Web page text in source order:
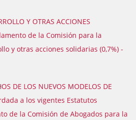
Y OTRAS ACCIONES
de la Comisión para la
y otras acciones solidarias (0,7%) -
DE LOS NUEVOS MODELOS DE
a los vigentes Estatutos
de la Comisión de Abogados para la